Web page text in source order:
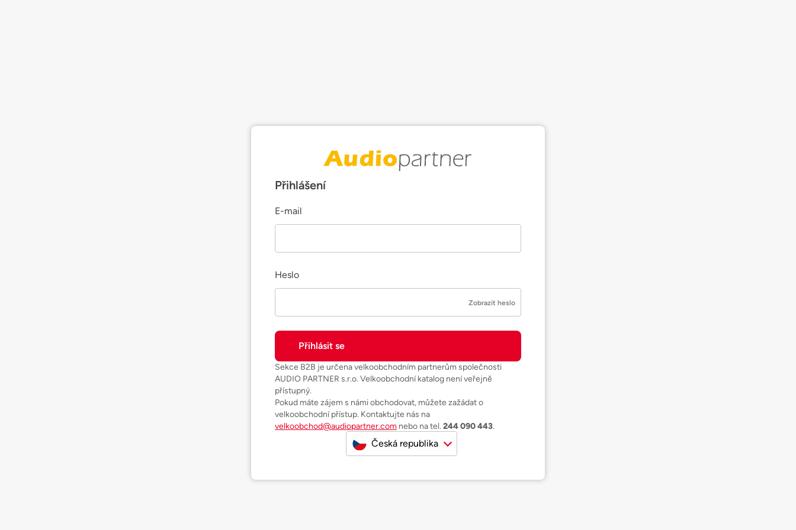
Přihlášení
E-mail
Heslo
Zobrazit heslo
Sekce B2B je určena velkoobchodním partnerům společnosti
AUDIO PARTNER s.r.o. Velkoobchodní katalog není veřejně
přístupný.
Pokud máte zájem s námi obchodovat, můžete zažádat o
velkoobchodní přístup. Kontaktujte nás na
velkoobchod@audiopartner.com nebo na tel. 244 090 443.
Česká republika